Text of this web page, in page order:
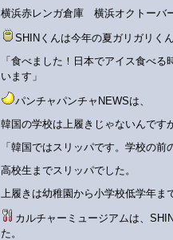
横浜赤レンガ倉庫 横浜オクトー
SHINくんは今年の夏ガリガリく
「食べました！日本でアイス食べ
います」
パンチャパンチャNEWSは、
韓国の学校は上履きじゃないんです
「韓国ではスリッパです。学校の
高校生までスリッパでした。
上履きは幼稚園から小学校低学年ま
カルチャーミュージアムは、
た。